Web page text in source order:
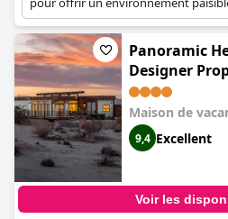
en quête d'une escapade sans stress.
Panoramic
Designer
Maison de
9,4 Excellent
Voir les